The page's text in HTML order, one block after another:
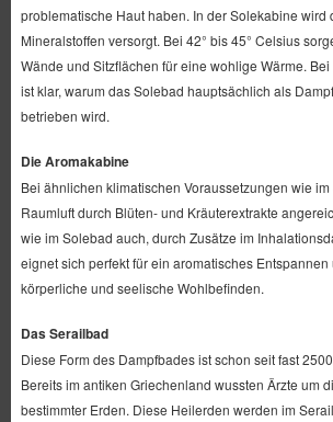
problematische Haut haben. In der Solekabine wird
Mineralstoffen versorgt. Bei 42° bis 45° Celsius
Wände und Sitzflächen für eine wohlige Wärme.
ist klar, warum das Solebad hauptsächlich als
betrieben wird.
Die Aromakabine
Bei ähnlichen klimatischen Voraussetzungen wie
Raumluft durch Blüten- und Kräuterextrakte
wie im Solebad auch, durch Zusätze im
eignet sich perfekt für ein aromatisches
körperliche und seelische Wohlbefinden.
Das Serailbad
Diese Form des Dampfbades ist schon seit fast
Bereits im antiken Griechenland wussten Ärzte um
bestimmter Erden. Diese Heilerden werden im